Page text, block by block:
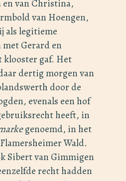
van Christina,
van Hoengen,
als legitieme
Gerard en
klooster gaf. Het
dertig morgen van
door de
, evenals een hof
heeft, in
genoemd, in het
Wald.
Sibert van Gimmigen
recht hadden